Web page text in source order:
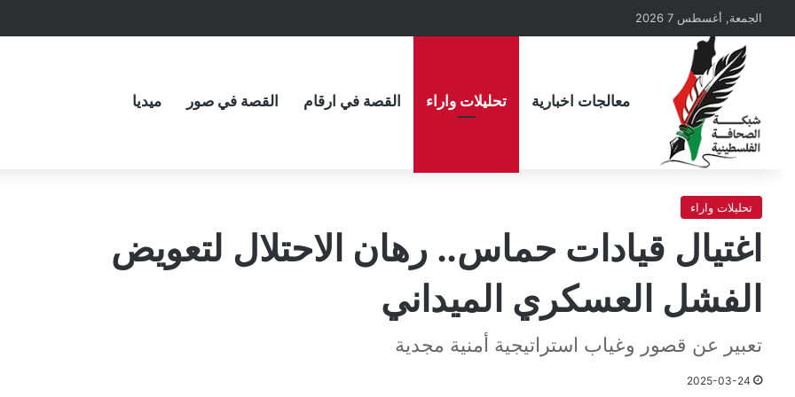
الجمعة, أغسطس 7 2026
معالجات اخبارية تحليلات واراء القصة في ارقام القصة في صور ميديا
تحليلات واراء
اغتيال قيادات حماس.. رهان الاحتلال لتعويض
الفشل العسكري الميداني
تعبير عن قصور وغياب استراتيجية أمنية مجدية
2025-03-24